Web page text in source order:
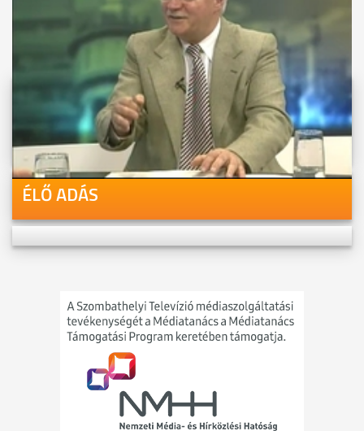
Videóink megtekinthetőek
Youtube-csatornánkon is!
ÉLŐ ADÁS